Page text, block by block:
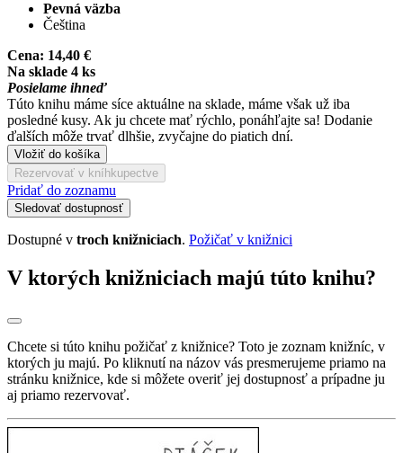
Pevná väzba
Čeština
Cena: 14,40 €
Na sklade 4 ks
Posielame ihneď
Túto knihu máme síce aktuálne na sklade, máme však už iba
posledné kusy. Ak ju chcete mať rýchlo, ponáhľajte sa! Dodanie
ďalších môže trvať dlhšie, zvyčajne do piatich dní.
Vložiť do košíka
Rezervovať v kníhkupectve
Pridať do zoznamu
Sledovať dostupnosť
Dostupné v troch knižniciach. Požičať v knižnici
V ktorých knižniciach majú túto knihu?
Chcete si túto knihu požičať z knižnice? Toto je zoznam knižníc, v
ktorých ju majú. Po kliknutí na názov vás presmerujeme priamo na
stránku knižnice, kde si môžete overiť jej dostupnosť a prípadne ju
aj priamo rezervovať.